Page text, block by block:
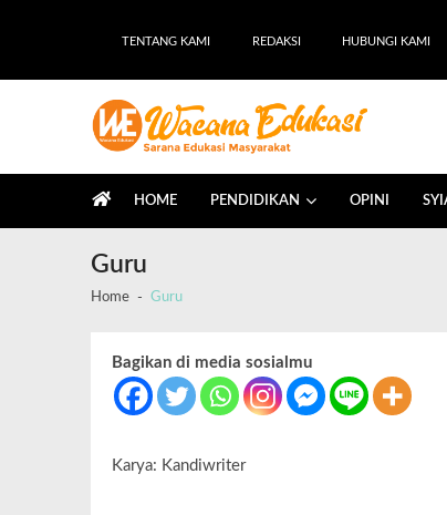
TENTANG KAMI REDAKSI HUBUNGI KAMI
HOME PENDIDIKAN OPINI
Guru
Home Guru
Bagikan di media sosialmu
Karya: Kandiwriter